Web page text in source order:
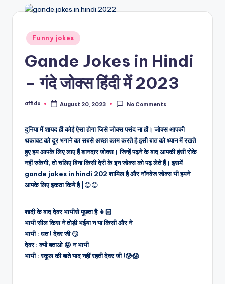
Posted
in
Funny jokes
Gande Jokes in Hindi
– गंदे जोक्स हिंदी में 2023
Posted
affidu August 20, 2023 No Comments
दुनिया में शायद ही कोई ऐसा होगा जिसे जोक्स पसंद ना हों। जोक्स आपकी
थकावट को दूर भगाने का सबसे अच्छा काम करते है इसी बात को ध्यान में रखते
हुए हम आपके लिए लाए हैं शानदार जोक्स। जिन्हें पढ़ने के बाद आपकी हंसी रोके
नहीं रुकेगी, तो चलिए बिना किसी देरी के इन जोक्स को पढ़ लेते हैं। इसमें
gande jokes in hindi 202 शामिल है और नॉनवेज जोक्स भी हमने
आपके लिए इकठा किये है | 😊😊
शादी के बाद देवर भाभीसे पूछता है 👩🏻
भाभी सील किस ने तोड़ी भईया न या किसी और ने
भाभी : धत ! देवर जी 😏
देवर : क्यों बताओ 😝 न भाभी
भाभी : स्कूल की बाते याद नहीं रहती देवर जी !😰😱